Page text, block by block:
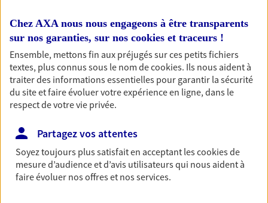
Nos offres phares
Épargne
Réalisez vos projets grâce à votre épargne : achat
immobilier, études des enfants ou voyage autour
du monde… Épargnez à votre rythme et
simplement, selon votre profil.
Chez AXA nous nous engageons à être transparents
sur nos garanties, sur nos cookies et traceurs !
Ensemble, mettons fin aux préjugés sur ces petits fichiers
textes, plus connus sous le nom decookies. Ils nous aident à
traiter des informations essentielles pour garantir la sécurité
du site et faire évoluer votre expérience en ligne, dans le
respect de votre vie privée.
Partagez vos attentes
Soyez toujours plus satisfait en acceptant lescookiesde
mesure d’audience et d’avis utilisateurs qui nous aident à
faire évoluer nos offres et nos services.